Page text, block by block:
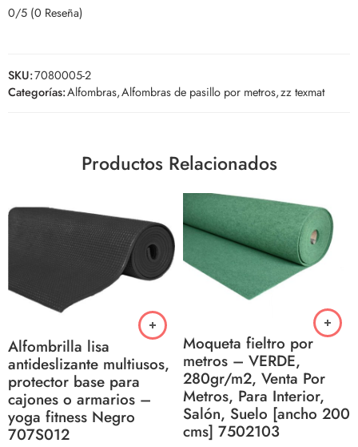
0/5 (0 Reseña)
SKU:7080005-2
Categorías:Alfombras,Alfombras de pasillo por metros,zz texmat
Productos Relacionados
Alfombrilla lisa
antideslizante multiusos,
protector base para
cajones o armarios –
yoga fitness Negro
707S012
Moqueta fieltro por
metros – VERDE,
280gr/m2, Venta Por
Metros, Para Interior,
Salón, Suelo [ancho 200
cms] 7502103